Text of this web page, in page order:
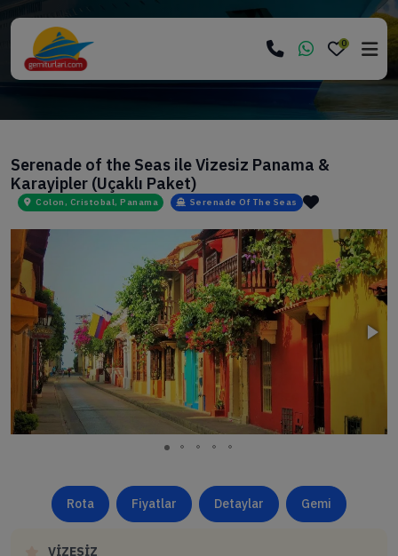
0
Serenade of the Seas ile Vizesiz Panama &
Karayipler (Uçaklı Paket)
Colon, Cristobal, Panama Serenade Of The Seas
Rota Fiyatlar Detaylar Gemi
VİZESİZ